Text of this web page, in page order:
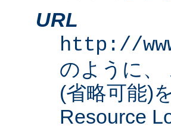
URL
http://
のように、
(省略可能)
Resource